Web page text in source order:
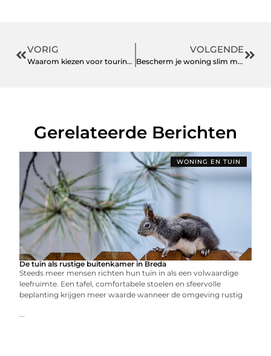
VORIG
Waarom kiezen voor touringcar huren?
VOLGENDE
Bescherm je woning slim met dampopen folie binnen betrouwbare folie techniek
Gerelateerde Berichten
WONING EN TUIN
De tuin als rustige buitenkamer in Breda
Steeds meer mensen richten hun tuin in als een volwaardige
leefruimte. Een tafel, comfortabele stoelen en sfeervolle
beplanting krijgen meer waarde wanneer de omgeving rustig
...